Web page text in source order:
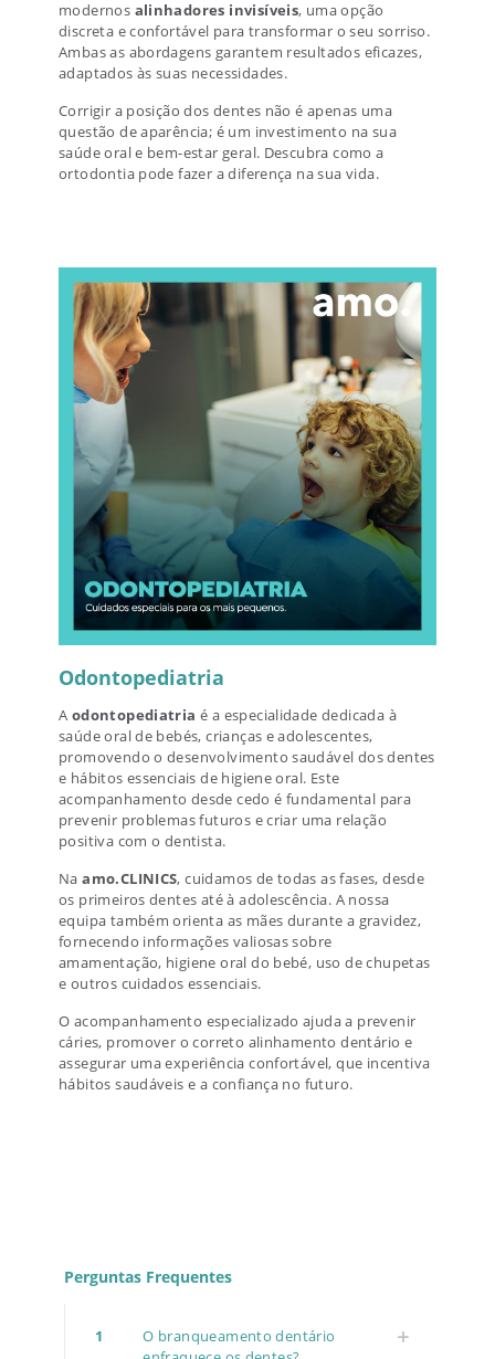
modernos alinhadores invisíveis, uma opção
discreta e confortável para transformar o seu sorriso.
Ambas as abordagens garantem resultados eficazes,
adaptados às suas necessidades.
Corrigir a posição dos dentes não é apenas uma
questão de aparência; é um investimento na sua
saúde oral e bem-estar geral. Descubra como a
ortodontia pode fazer a diferença na sua vida.
Odontopediatria
A odontopediatria é a especialidade dedicada à
saúde oral de bebés, crianças e adolescentes,
promovendo o desenvolvimento saudável dos dentes
e hábitos essenciais de higiene oral. Este
acompanhamento desde cedo é fundamental para
prevenir problemas futuros e criar uma relação
positiva com o dentista.
Naamo.CLINICS, cuidamos de todas as fases, desde
os primeiros dentes até à adolescência. A nossa
equipa também orienta as mães durante a gravidez,
fornecendo informações valiosas sobre
amamentação, higiene oral do bebé, uso de chupetas
e outros cuidados essenciais.
O acompanhamento especializado ajuda a prevenir
cáries, promover o correto alinhamento dentário e
assegurar uma experiência confortável, que incentiva
hábitos saudáveis e a confiança no futuro.
Perguntas Frequentes
1
O branqueamento dentário